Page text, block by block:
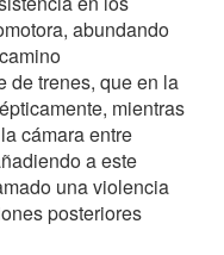
abundando
de trenes, que en la
mientras
cámara entre
a este
una violencia
posteriores